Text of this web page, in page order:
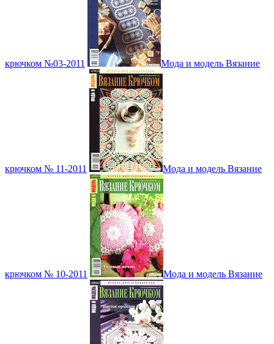
крючком №03-2011 Мода и модель Вязание
крючком № 11-2011 Мода и модель Вязание
крючком № 10-2011 Мода и модель Вязание